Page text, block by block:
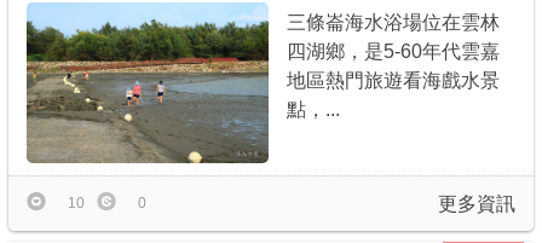
三條崙海水浴場位在雲林
四湖鄉，是5-60年代雲嘉
地區熱門旅遊看海戲水景
點，...
更多資訊
10 0